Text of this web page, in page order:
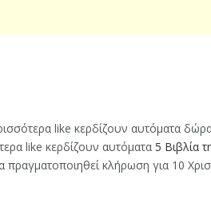
like κερδίζουν αυτόματα
like κερδίζουν αυτόματα 5 Βιβλία
κλήρωση για 10